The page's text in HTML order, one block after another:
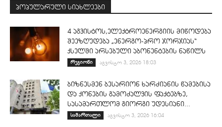
პოპულარული სიახლეები
4 აგვისტოს,ელექტროენერგიის მიწოდება
შეეზღუდება „ენერგო-პრო ჯორჯიას“
ქსელში არსებული აბონენტების ნაწილს
რეგიონი აგვისტო 3, 2026 18:03
ბიზნესმენ ბესარიონ ხარძიანის წამებისა
და ქონების გამოძალვის ფაქტებზე,
სასამართლომ გიორგი უდესიანი...
სამართალი აგვისტო 3, 2026 16:04